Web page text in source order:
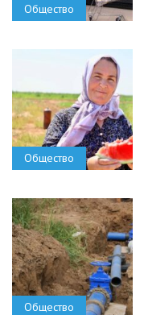
Общество
Общество
Общество